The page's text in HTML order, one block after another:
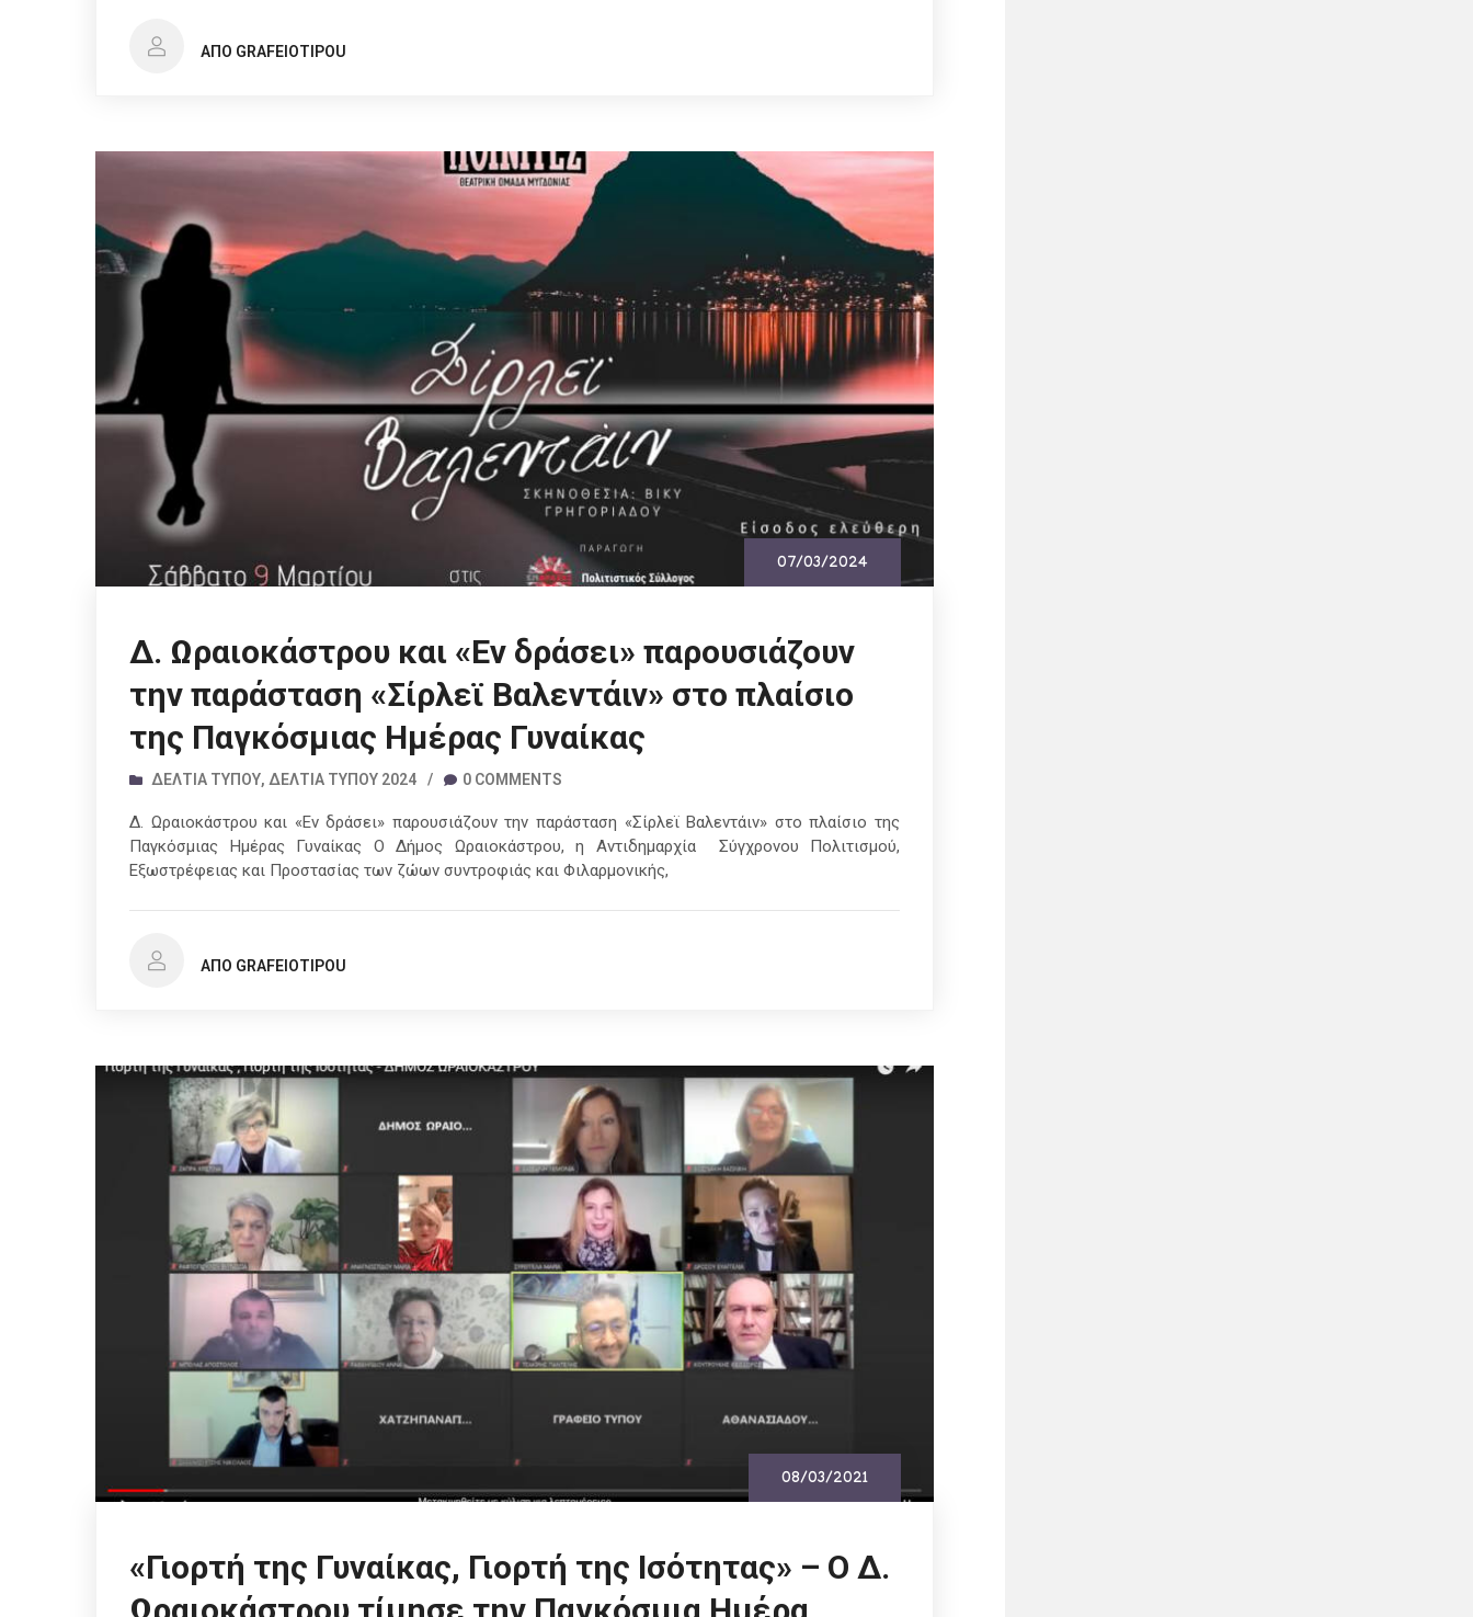
ΑΠΌ GRAFEIOTIPOU
07/03/2024
Δ. Ωραιοκάστρου και «Εν δράσει» παρουσιάζουν
την παράσταση «Σίρλεϊ Βαλεντάιν» στο πλαίσιο
της Παγκόσμιας Ημέρας Γυναίκας
ΔΕΛΤΊΑ ΤΎΠΟΥ, ΔΕΛΤΊΑ ΤΎΠΟΥ 2024 / 0 COMMENTS
Δ. Ωραιοκάστρου και «Εν δράσει» παρουσιάζουν την παράσταση «Σίρλεϊ Βαλεντάιν» στο πλαίσιο της
Παγκόσμιας Ημέρας Γυναίκας Ο Δήμος Ωραιοκάστρου, η Αντιδημαρχία Σύγχρονου Πολιτισμού,
Εξωστρέφειας και Προστασίας των ζώων συντροφιάς και Φιλαρμονικής,
ΑΠΌ GRAFEIOTIPOU
08/03/2021
«Γιορτή της Γυναίκας, Γιορτή της Ισότητας» – Ο Δ.